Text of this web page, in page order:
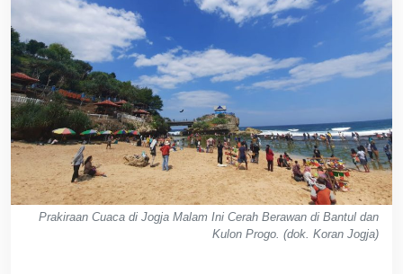
Prakiraan Cuaca di Jogja Malam Ini Cerah Berawan di Bantul dan
Kulon Progo. (dok. Koran Jogja)